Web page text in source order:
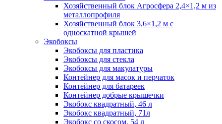
Хозяйственный блок Агросфера 2,4×1,2 м из
металлопрофиля
Хозяйственный блок 3,6×1,2 м с
односкатной крышей
Экобоксы
Экобоксы для пластика
Экобоксы для стекла
Экобоксы для макулатуры
Контейнер для масок и перчаток
Контейнер для батареек
Контейнер добрые крышечки
Экобокс квадратный, 46 л
Экобокс квадратный, 71л
Экобокс со скосом, 54 л